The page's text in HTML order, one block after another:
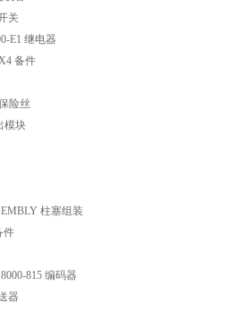
关
E1 继电器
备件
险丝
模块
柱塞组装
件
815 编码器
器